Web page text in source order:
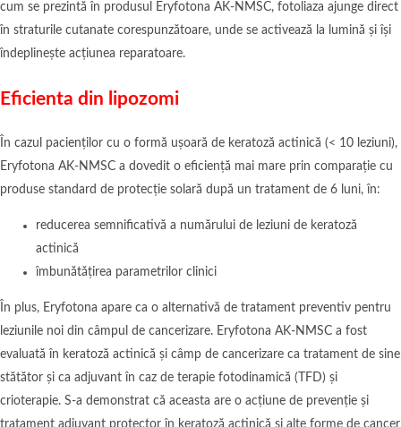
cum se prezintă în produsul Eryfotona AK-NMSC, fotoliaza ajunge direct
în straturile cutanate corespunzătoare, unde se activează la lumină și își
îndeplinește acțiunea reparatoare.
Eficienta din lipozomi
În cazul pacienților cu o formă ușoară de keratoză actinică (< 10 leziuni),
Eryfotona AK-NMSC a dovedit o eficiență mai mare prin comparație cu
produse standard de protecție solară după un tratament de 6 luni, în:
reducerea semnificativă a numărului de leziuni de keratoză
actinică
îmbunătățirea parametrilor clinici
În plus, Eryfotona apare ca o alternativă de tratament preventiv pentru
leziunile noi din câmpul de cancerizare. Eryfotona AK-NMSC a fost
evaluată în keratoză actinică și câmp de cancerizare ca tratament de sine
stătător și ca adjuvant în caz de terapie fotodinamică (TFD) și
crioterapie. S-a demonstrat că aceasta are o acțiune de prevenție și
tratament adjuvant protector în keratoză actinică și alte forme de cancer